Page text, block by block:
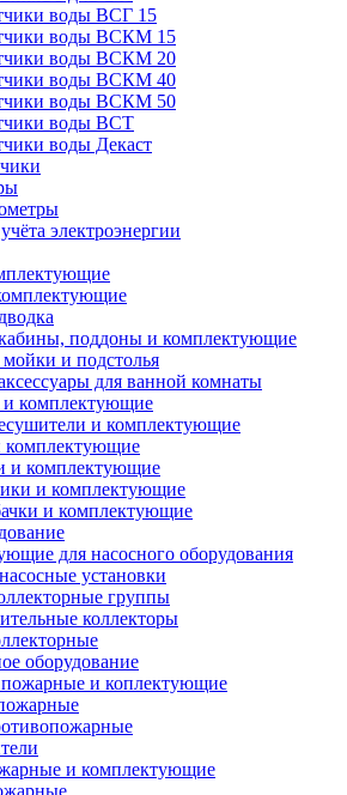
воды ВСГ 15
воды ВСКМ 15
воды ВСКМ 20
воды ВСКМ 40
воды ВСКМ 50
воды ВСТ
воды Декаст
электроэнергии
поддоны и комплектующие
и подстолья
для ванной комнаты
комплектующие
и комплектующие
и комплектующие
и комплектующие
и комплектующие
для насосного оборудования
установки
группы
коллекторы
оборудование
и коплектующие
и комплектующие